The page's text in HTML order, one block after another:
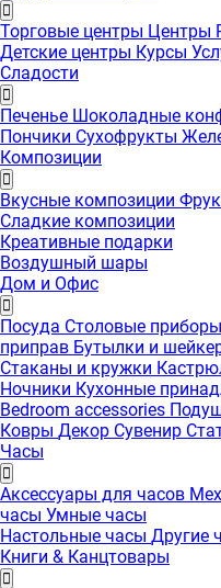
Торговые центры Центры
Детские центры Курсы
Сладости
Печенье Шоколадные
Пончики Сухофрукты
Композиции
Вкусные композиции
Сладкие композиции
Креативные подарки
Воздушный шары
Дом и Офис
Посуда Столовые приборы
приправ Бутылки и
Стаканы и кружки
Ночники Кухонные
Bedroom accessories
Ковры Декор Сувенир
Часы
Аксессуары для часов
часы Умные часы
Настольные часы Другие
Книги & Канцтовары